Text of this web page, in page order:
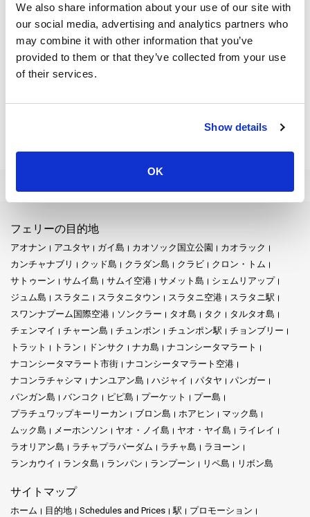
We also share information about your use of our site with
our social media, advertising and analytics partners who
may combine it with other information that you’ve
provided to them or that they’ve collected from your use
of their services.
Show details
OK
奮のざわめきがあり、この部分のバンコクではアクションが本
当に止まることはないことを証明しています。
カオサンロード - ラジャオフィスはバンコクの中心部にありま
す。ここは旅行者がバス、バン、またはトゥクトゥクに乗るこ
とができる忙しい場所です。これは単なる乗り物を見つける場
す。ここから、古代の寺院、市場、地元の飲食店が徒歩圏内に
はありません。ここにあるバスやバンはエアコンが完備されて
います。だから、暑い日でも、乗車は涼しく快適です。要する
に、カオサンロード - ラジャオフィスはバンコクのどの旅行者に
とっても重要な場所です。多くの旅がここから始まります。バ
ンコクへの旅行は、その文化的なランドマークを探索せずには
完結しません。カオサンからわずか少し歩いたところに、壮大
なワット・プラケオがあります。川を渡って旅行する予定があ
るなら、エクスプレスボートがあなたを連れて行く準備ができ
やかなカオサンとは異なる雰囲気を提供し、ブリックバーのよ
うな場所が忘れられない夜を約束します。
カオサン周辺のエリアは古いものと新しいものの混合です。プ
ラアティットやプラアーティットのような通りは、歴史と現代
のバンコクの融合を提供しています。昼間にショッピングをし
待っています。
ルートを見つけます。コ・サムイのビーチを夢見ていますか？
それともコ・パンガンのトン・サラを探索したいですか？ここ
フェリーの目的地
アオナン アユタヤ ガイ島 カオソック国立公園
カオラック
カンチャナブリ
クッド島 クラダン島 クラビ
クロン・トム
サトゥーン
サムイ島 サムイ空港 サメット島
シェムリアップ
ジュム島
スラタニ スラタニタウン スラタニ空港
スラタニ駅
スワンナプーム国際空港
ソンクラー タオ島 タク
タルタオ島
チェンマイ
チャーン島 チュンポン チュンポン駅
チョンブリー
トラット
トラン ドンサク ナカ島
ナコンシータマラート
ナコンシータマラート市街
ナコンシータマラート空港
ナコンラチャシマ
ナンユアン島 ハジャイ パタヤ
パンガー
パンガン島
バンコク ピピ島 プーケット
プー島
プラチュワップキーリーカン
ブロン島 ホアヒン
マック島
ムック島
メーホンソン ヤオ・ノイ島 ヤオ・ヤイ島
ライレイ
ラオリアン島
ラチャプラパーダム ラチャ島
ラヨーン
ランカウイ
ランタ島 ランパン ランプーン リペ島 リボン島
サイトマップ
ホーム 目的地 Schedules and Prices 駅
プロモーション